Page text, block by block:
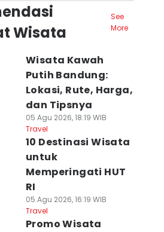
Wisata
See
More
Wisata Kawah
Putih Bandung:
Lokasi, Rute, Harga,
dan Tipsnya
05 Agu 2026, 18:19 WIB
Travel
10 Destinasi Wisata
untuk
Memperingati HUT
RI
05 Agu 2026, 16:19 WIB
Travel
Promo Wisata